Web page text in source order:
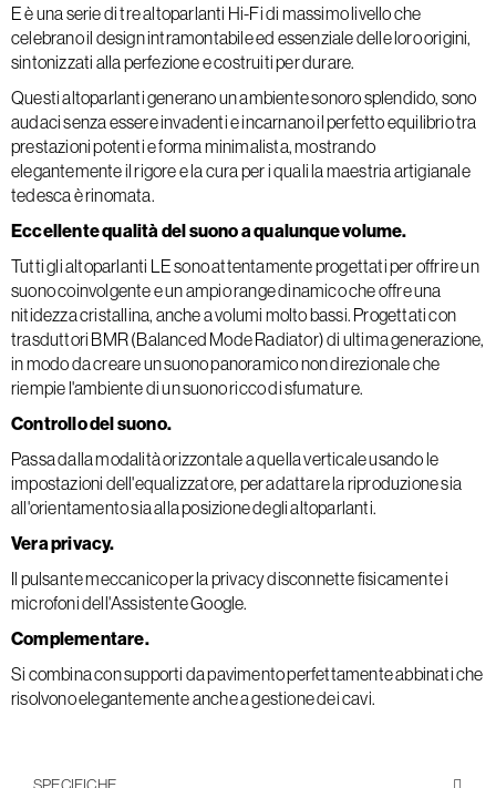
E è una serie di tre altoparlanti Hi-Fi di massimo livello che
celebrano il design intramontabile ed essenziale delle loro origini,
sintonizzati alla perfezione e costruiti per durare.
Questi altoparlanti generano un ambiente sonoro splendido, sono
audaci senza essere invadenti e incarnano il perfetto equilibrio tra
prestazioni potenti e forma minimalista, mostrando
elegantemente il rigore e la cura per i quali la maestria artigianale
tedesca è rinomata.
Eccellente qualità del suono a qualunque volume.
Tutti gli altoparlanti LE sono attentamente progettati per offrire un
suono coinvolgente e un ampio range dinamico che offre una
nitidezza cristallina, anche a volumi molto bassi. Progettati con
trasduttori BMR (Balanced Mode Radiator) di ultima generazione,
in modo da creare un suono panoramico non direzionale che
riempie l'ambiente di un suono ricco di sfumature.
Controllo del suono.
Passa dalla modalità orizzontale a quella verticale usando le
impostazioni dell'equalizzatore, per adattare la riproduzione sia
all'orientamento sia alla posizione degli altoparlanti.
Vera privacy.
Il pulsante meccanico per la privacy disconnette fisicamente i
microfoni dell'Assistente Google.
Complementare.
Si combina con supporti da pavimento perfettamente abbinati che
risolvono elegantemente anche a gestione dei cavi.